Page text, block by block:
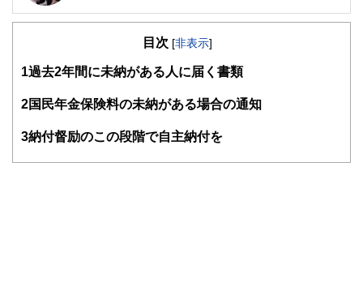
社会保険労務士、ファイナンシャルプランナー（AFP）
年金管理士、スカラシップアドバイザー、生管理士
行政職に従事。退職後社労士・FP・キャリアコンサルタン
のキャリア形成支援・ライフプランをサポート。
目次 [非表示]
1過去2年間に未納がある人に届く書類
2国民年金保険料の未納がある場合の通知
3納付督励のこの段階で自主納付を